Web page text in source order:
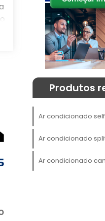
Produtos
Ar condicionado
Ar condicionado
Ar condicionado